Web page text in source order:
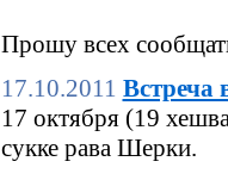
Прошу всех
17.10.2011 Встреча
17 октября (19
сукке рава Шерки.